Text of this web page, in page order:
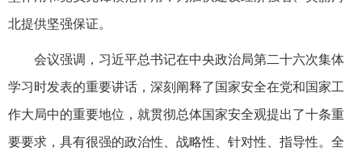
北提供坚强保证。
会议强调，习近平总书记在中央政治局第二十六次集体
学习时发表的重要讲话，深刻阐释了国家安全在党和国家工
作大局中的重要地位，就贯彻总体国家安全观提出了十条重
要要求，具有很强的政治性、战略性、针对性、指导性。全